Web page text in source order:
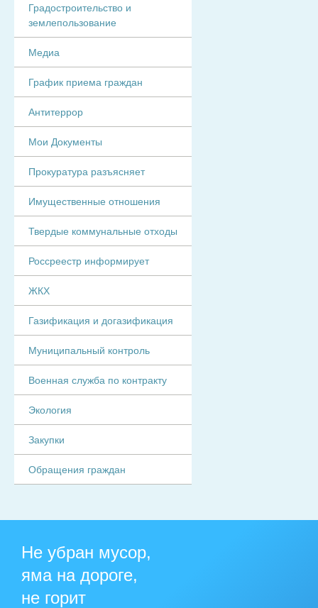
Градостроительство и
землепользование
Медиа
График приема граждан
Антитеррор
Мои Документы
Прокуратура разъясняет
Имущественные отношения
Твердые коммунальные отходы
Россреестр информирует
ЖКХ
Газификация и догазификация
Муниципальный контроль
Военная служба по контракту
Экология
Закупки
Обращения граждан
Не убран мусор,
яма на дороге,
не горит